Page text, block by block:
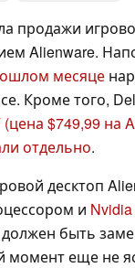
продажи
Alienware.
месяце
Кроме того,
(цена $749,99 на
отдельно.
десктоп
и
быть
момент еще не